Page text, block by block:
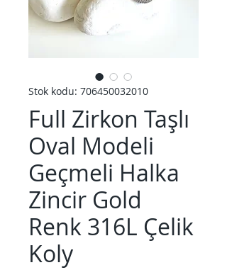
Stok kodu: 706450032010
Full Zirkon Taşlı
Oval Modeli
Geçmeli Halka
Zincir Gold
Renk 316L Çelik
Koly